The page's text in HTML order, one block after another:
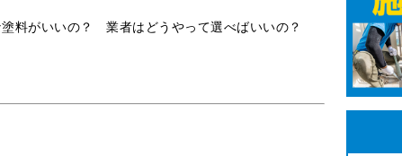
料がいいの？ 業者はどうやって選べばいいの？